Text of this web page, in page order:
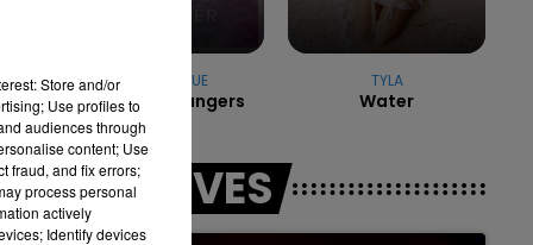
7h00 - 11h00
LA TEAM DE L'ÉTÉ
JONAS BLUE
Perfect Strangers
TYLA
Water
LES LIVES
Store and/or
Use profiles to
audiences through
content; Use
fraud, and fix errors;
process personal
actively
Identify devices